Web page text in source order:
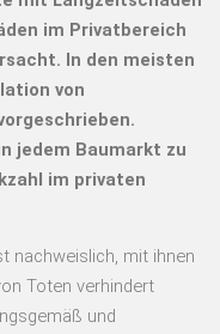
im Privatbereich
In den meisten
von
jedem Baumarkt zu
im privaten
nachweislich, mit ihnen
Toten verhindert
und